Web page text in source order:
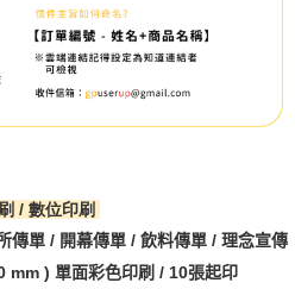
/ 數位印刷
傳單 / 開幕傳單 / 飲料傳單 / 理念宣傳
mm ) 單面彩色印刷 / 10張起印